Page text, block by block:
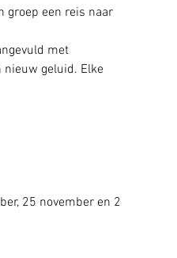
groep een reis naar
met
geluid. Elke
25 november en 2